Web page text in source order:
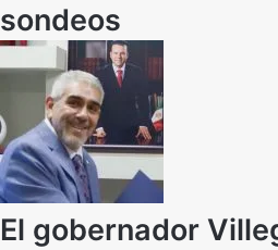
sondeos
El gobernador